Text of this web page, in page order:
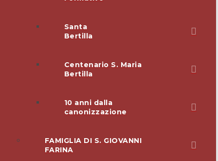
Santa
Bertilla
Centenario S. Maria
Bertilla
10 anni dalla
canonizzazione
FAMIGLIA DI S. GIOVANNI
FARINA